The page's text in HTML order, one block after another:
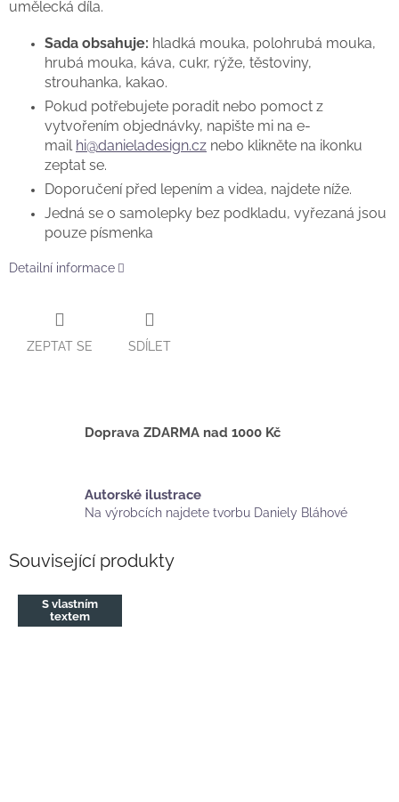
umělecká díla.
Sada obsahuje: hladká mouka, polohrubá mouka,
hrubá mouka, káva, cukr, rýže, těstoviny,
strouhanka, kakao.
Pokud potřebujete poradit nebo pomoct z
vytvořením objednávky, napište mi na e-
mail hi@danieladesign.cz nebo klikněte na ikonku
zeptat se.
Doporučení před lepením a videa, najdete níže.
Jedná se o samolepky bez podkladu, vyřezaná jsou
pouze písmenka
Detailní informace
ZEPTAT SE SDÍLET
Doprava ZDARMA nad 1000 Kč
Autorské ilustrace
Na výrobcích najdete tvorbu Daniely Bláhové
Související produkty
S vlastním
textem